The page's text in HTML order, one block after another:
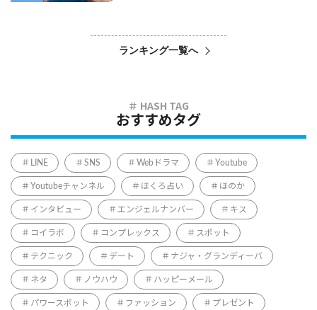
ランキング一覧へ
おすすめタグ
LINE SNS Webドラマ Youtube
Youtubeチャンネル ほくろ占い ほのか
インタビュー エンジェルナンバー キス
コイラボ コンプレックス スポット
テクニック デート ナジャ・グランディーバ
ネタ ノウハウ ハッピーメール
パワースポット ファッション プレゼント